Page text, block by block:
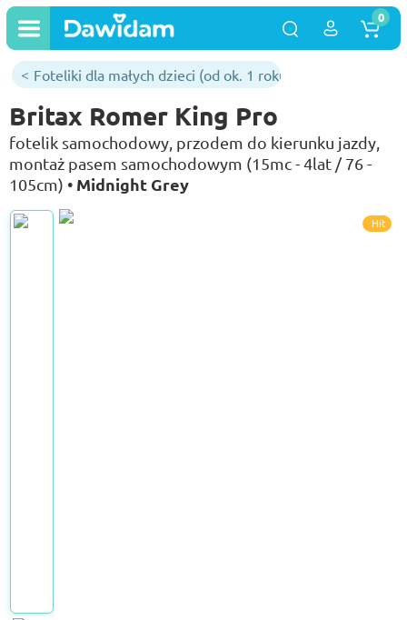
0
Foteliki dla małych dzieci (od ok. 1 roku)
Britax Romer King Pro
fotelik samochodowy, przodem do kierunku jazdy,
montaż pasem samochodowym (15mc - 4lat / 76 -
105cm) • Midnight Grey
Hit